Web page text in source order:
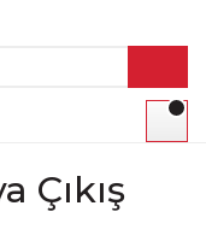
Çıkış